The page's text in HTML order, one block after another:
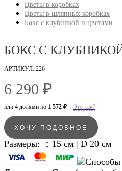
Цветы в коробках
Цветы в шляпных коробках
Бокс с клубникой и цветами
БОКС С
АРТИКУЛ: 226
6 290 ₽
или 4 долями по 1 572 ₽ Это как?
ХОЧУ ПОДОБНОЕ
Размеры: ↕ 15 см | D 20 см